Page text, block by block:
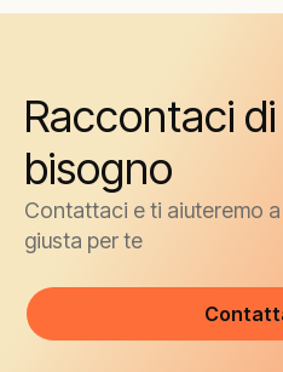
Raccontaci
bisogno
Contattaci e ti aiuteremo
giusta per te